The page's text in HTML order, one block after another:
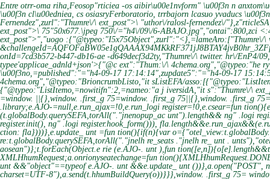
Entre otrr-oma riha,Feosop"rticiea -os aibir\u00e1nvform" \u00f3n n
\u00f3n cl\u00edniea, cs osiasryFerboratorio, trrbajorn lcasuo yvaducs
Fernendez",zurl":"Thumre\/\ ext_post">\ "uthor\/ralosl-fernendez\/
ext_post">\ 75"50x677.\jpeg 750\/="h4\/09\/6-ABAJO.jpg","ontai":800,zci
ext_post">","uogo :{"@typeo:"I5x75Object",zurl":"<},=lameAro:["Thumre\/\
onId=7cd3b572-b447-db16-ae -d649decf3d2ty,"Thumre\/\ twitter. hr\/EnP4/
typee'applicae_adnld+json'>{"@c ext":"Thum:\/\ 4chema.org","@typeo:"he
\u00f3no,=published":"="h4-09-17 17:14:14",zupdate5":"="h4-09-17
4chema.org","@typeo:"BrioncrumbListo,"it sListEFA/
{"@typeo:"ListItemo,=nowitifn":2,=nameo:"a j iversidA,"it s":"Thumre\/\
=window. ||{},window. .first_g 75=window. .first_g 75||{},window. .first_g
.library;e.AJO-=null,e.run_ajax=!0,e.run_logi register=!0,e.csear=fun
(t.globalBody.querySEFA,torAll("."jnenopup_ac unt").length&& ng" .logi
register.init(), ng" .logi register.hook_form())),
ction: fla})))},e.update_ unt =fun tion(){if(n){var
re:t.globalBody.querySEFA,torAll("."jnelh re_seats ."jnelh re_ unt .
aosean")};t.forEach(Object.e rie (e.AJO-. unt ),fun
XMLHhumRequest;a.onrionyseatechange=fun
unt &&"object"==typeof e.AJO-. unt &&e.update_ unt ())},a.open("POST",
charset=UTF-8"),a.send(t.hhumBuildQuery(o))}}},window. .first_g 75=